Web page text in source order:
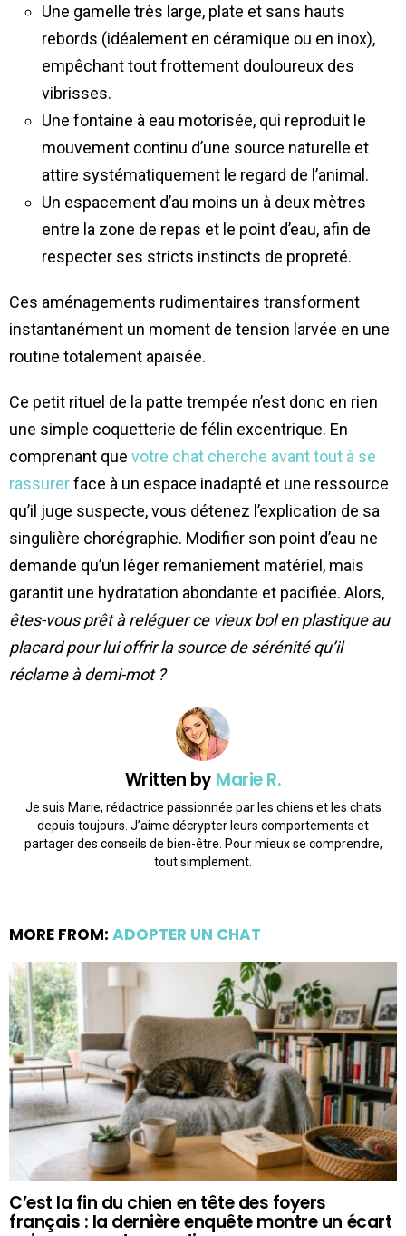
Une gamelle très large, plate et sans hauts
rebords (idéalement en céramique ou en inox),
empêchant tout frottement douloureux des
vibrisses.
Une fontaine à eau motorisée, qui reproduit le
mouvement continu d’une source naturelle et
attire systématiquement le regard de l’animal.
Un espacement d’au moins un à deux mètres
entre la zone de repas et le point d’eau, afin de
respecter ses stricts instincts de propreté.
Ces aménagements rudimentaires transforment
instantanément un moment de tension larvée en une
routine totalement apaisée.
Ce petit rituel de la patte trempée n’est donc en rien
une simple coquetterie de félin excentrique. En
comprenant que votre chat cherche avant tout à se
rassurerface à un espace inadapté et une ressource
qu’il juge suspecte, vous détenez l’explication de sa
singulière chorégraphie. Modifier son point d’eau ne
demande qu’un léger remaniement matériel, mais
garantit une hydratation abondante et pacifiée. Alors,
êtes-vous prêt à reléguer ce vieux bol en plastique au
placard pour lui offrir la source de sérénité qu’il
réclame à demi-mot ?
Written byMarie R.
Je suis Marie, rédactrice passionnée par les chiens et les chats
depuis toujours. J’aime décrypter leurs comportements et
partager des conseils de bien-être. Pour mieux se comprendre,
tout simplement.
MORE FROM: ADOPTER UN CHAT
C’est la fin du chien en tête des foyers
français : la dernière enquête montre un écart